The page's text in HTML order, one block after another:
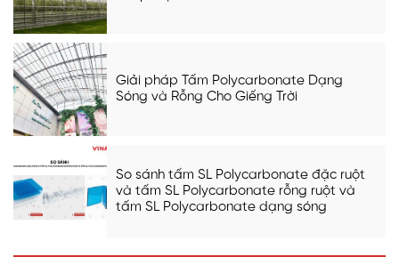
Giải pháp Tấm Polycarbonate Dạng
Sóng và Rỗng Cho Giếng Trời
So sánh tấm SL Polycarbonate đặc ruột
và tấm SL Polycarbonate rỗng ruột và
tấm SL Polycarbonate dạng sóng